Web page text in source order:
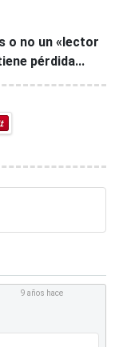
o no un «lector
pérdida...
9 años hace